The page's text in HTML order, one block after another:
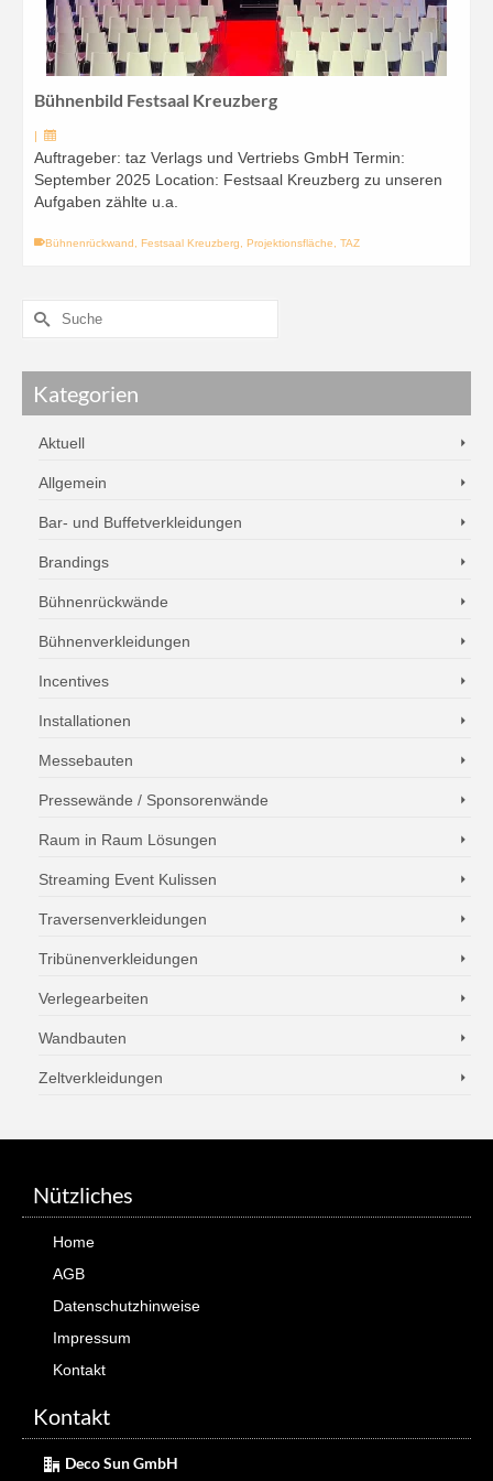
Bühnenbild Festsaal Kreuzberg
|
Auftrageber: taz Verlags und Vertriebs GmbH Termin:
September 2025 Location: Festsaal Kreuzberg zu unseren
Aufgaben zählte u.a.
Bühnenrückwand Festsaal Kreuzberg Projektionsfläche TAZ
Kategorien
Aktuell
Allgemein
Bar- und Buffetverkleidungen
Brandings
Bühnenrückwände
Bühnenverkleidungen
Incentives
Installationen
Messebauten
Pressewände / Sponsorenwände
Raum in Raum Lösungen
Streaming Event Kulissen
Traversenverkleidungen
Tribünenverkleidungen
Verlegearbeiten
Wandbauten
Zeltverkleidungen
Nützliches
Home
AGB
Datenschutzhinweise
Impressum
Kontakt
Kontakt
Deco Sun GmbH